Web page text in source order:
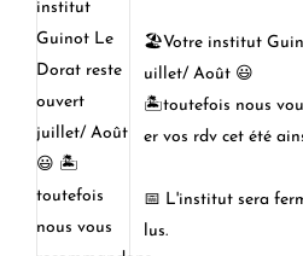
🏖️Votre institut
uillet/ Août 😃
🏝️toutefois nous
er vos rdv cet été
📅 L'institut sera
lus.